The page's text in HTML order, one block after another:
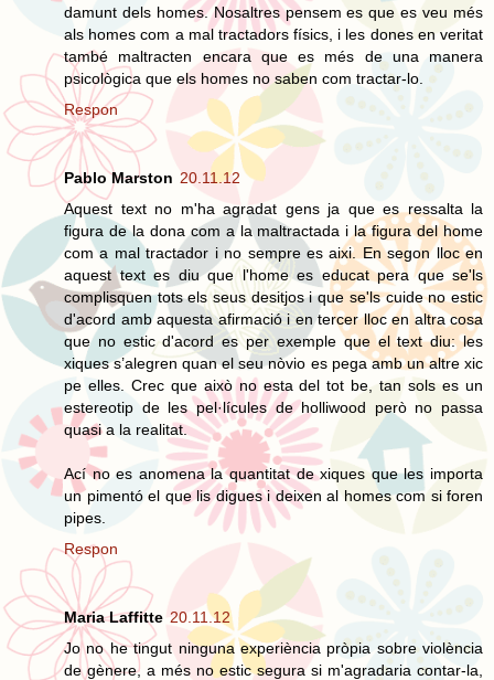
damunt dels homes. Nosaltres pensem es que es veu més
als homes com a mal tractadors físics, i les dones en veritat
també maltracten encara que es més de una manera
psicològica que els homes no saben com tractar-lo.
Respon
Pablo Marston 20.11.12
Aquest text no m'ha agradat gens ja que es ressalta la
figura de la dona com a la maltractada i la figura del home
com a mal tractador i no sempre es aixi. En segon lloc en
aquest text es diu que l'home es educat pera que se'ls
complisquen tots els seus desitjos i que se'ls cuide no estic
d'acord amb aquesta afirmació i en tercer lloc en altra cosa
que no estic d'acord es per exemple que el text diu: les
xiques s’alegren quan el seu nòvio es pega amb un altre xic
pe elles. Crec que això no esta del tot be, tan sols es un
estereotip de les pel·lícules de holliwood però no passa
quasi a la realitat.
Ací no es anomena la quantitat de xiques que les importa
un pimentó el que lis digues i deixen al homes com si foren
pipes.
Respon
Maria Laffitte 20.11.12
Jo no he tingut ninguna experiència pròpia sobre violència
de gènere, a més no estic segura si m'agradaria contar-la,